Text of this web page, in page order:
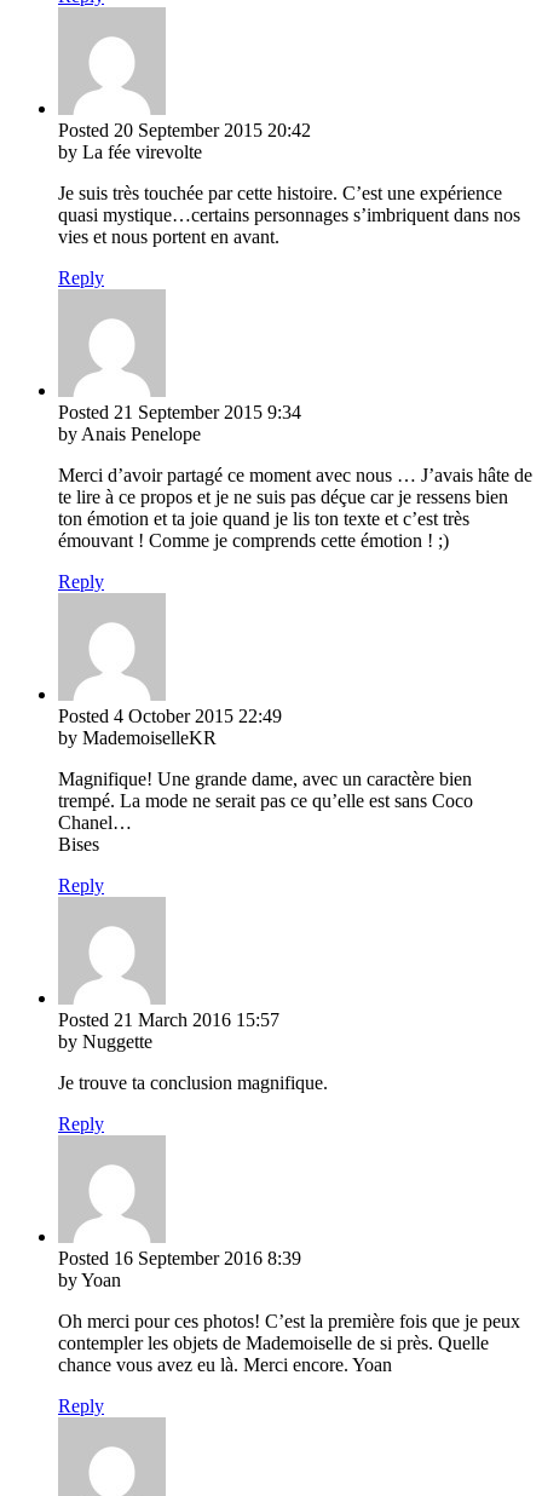
Posted 20 September 2015 20:42
by La fée virevolte
Je suis très touchée par cette histoire. C’est une expérience
quasi mystique…certains personnages s’imbriquent dans nos
vies et nous portent en avant.
Reply
Posted 21 September 2015 9:34
by Anais Penelope
Merci d’avoir partagé ce moment avec nous … J’avais hâte de
te lire à ce propos et je ne suis pas déçue car je ressens bien
ton émotion et ta joie quand je lis ton texte et c’est très
émouvant ! Comme je comprends cette émotion ! ;)
Reply
Posted 4 October 2015 22:49
by MademoiselleKR
Magnifique! Une grande dame, avec un caractère bien
trempé. La mode ne serait pas ce qu’elle est sans Coco
Chanel…
Bises
Reply
Posted 21 March 2016 15:57
by Nuggette
Je trouve ta conclusion magnifique.
Reply
Posted 16 September 2016 8:39
by Yoan
Oh merci pour ces photos! C’est la première fois que je peux
contempler les objets de Mademoiselle de si près. Quelle
chance vous avez eu là. Merci encore. Yoan
Reply